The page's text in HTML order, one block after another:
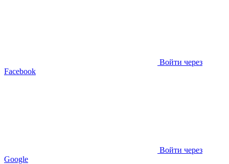
Войти через
Facebook
Войти через
Google